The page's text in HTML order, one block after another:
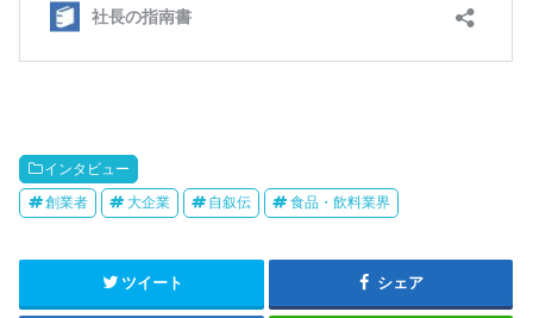
インタビュー
創業者 大企業 自叙伝 食品・飲料業界
ツイート シェア